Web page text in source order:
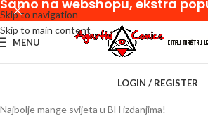
Skip to navigation
Skip to main content
MENU
LOGIN / REGISTER
Najbolje mange svijeta u BH izdanjima!
Samo na webshopu, ekstra